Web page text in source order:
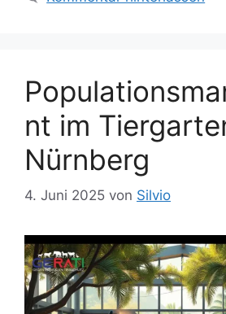
r
t
e
nt im
Nürnberg
4. Juni 2025 von Silvio